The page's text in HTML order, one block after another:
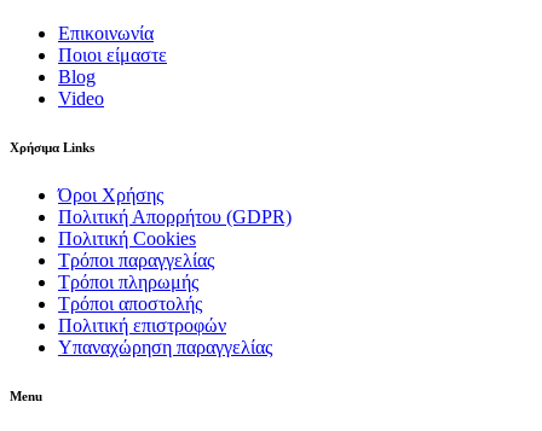
Επικοινωνία
Ποιοι είμαστε
Blog
Video
Χρήσιμα Links
Όροι Χρήσης
Πολιτική Απορρήτου (GDPR)
Πολιτική Cookies
Τρόποι παραγγελίας
Τρόποι πληρωμής
Τρόποι αποστολής
Πολιτική επιστροφών
Υπαναχώρηση παραγγελίας
Menu